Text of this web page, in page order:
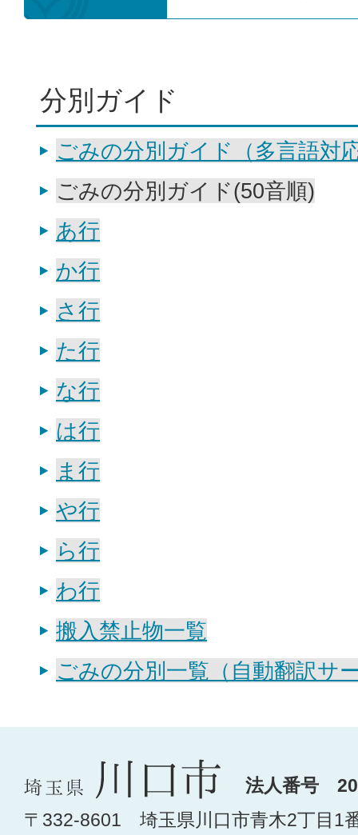
分別ガイド
ごみの分別ガイド（多言語対
ごみの分別ガイド(50音順)
あ行
か行
さ行
た行
な行
は行
ま行
や行
ら行
わ行
搬入禁止物一覧
ごみの分別一覧（自動翻訳サ
法人番号
〒332-8601 埼玉県川口市青木2丁目1